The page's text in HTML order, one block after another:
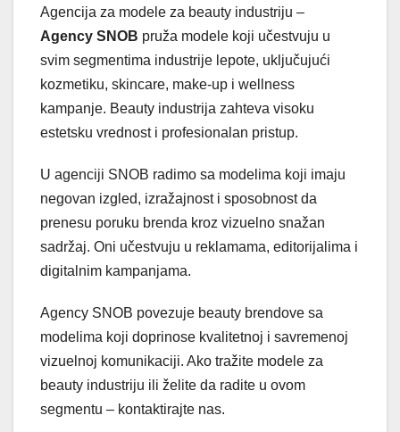
Agencija za modele za beauty industriju –
Agency SNOB pruža modele koji učestvuju u
svim segmentima industrije lepote, uključujući
kozmetiku, skincare, make-up i wellness
kampanje. Beauty industrija zahteva visoku
estetsku vrednost i profesionalan pristup.
U agenciji SNOB radimo sa modelima koji imaju
negovan izgled, izražajnost i sposobnost da
prenesu poruku brenda kroz vizuelno snažan
sadržaj. Oni učestvuju u reklamama, editorijalima i
digitalnim kampanjama.
Agency SNOB povezuje beauty brendove sa
modelima koji doprinose kvalitetnoj i savremenoj
vizuelnoj komunikaciji. Ako tražite modele za
beauty industriju ili želite da radite u ovom
segmentu – kontaktirajte nas.